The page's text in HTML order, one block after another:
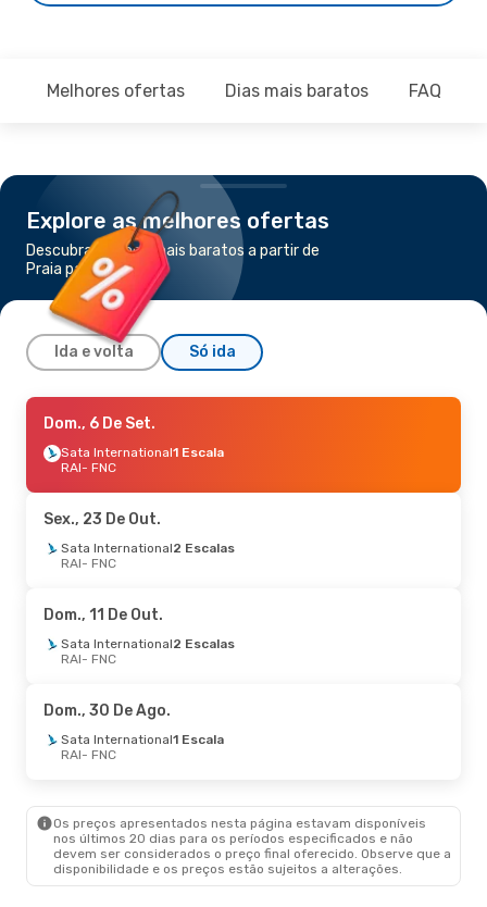
Melhores ofertas Dias mais baratos FAQ
Explore as melhores ofertas
Descubra os voos mais baratos a partir de
Praia para Funchal
Ida e volta Só ida
Sex., 9 De Out.- Sáb., 17 De Out.
Sata International2 Escalas
RAI- FNC
FNC- RAI
Dom., 6 De Set.
Sata International1 Escala
RAI- FNC
Sex., 23 De Out.
Sata International2 Escalas
RAI- FNC
Dom., 11 De Out.
Sata International2 Escalas
RAI- FNC
Dom., 30 De Ago.
Sata International1 Escala
RAI- FNC
Os preços apresentados nesta página estavam disponíveis
nos últimos 20 dias para os períodos especificados e não
devem ser considerados o preço final oferecido. Observe que a
disponibilidade e os preços estão sujeitos a alterações.